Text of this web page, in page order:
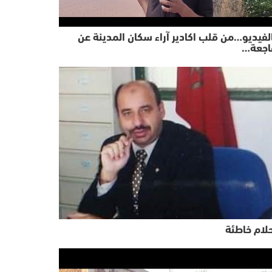
قلب اكادير آراء سكان المدينة عن
خاطئة